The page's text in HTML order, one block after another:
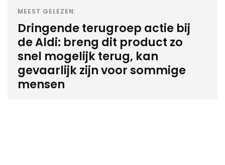
MEEST GELEZEN:
Dringende terugroep actie bij
de Aldi: breng dit product zo
snel mogelijk terug, kan
gevaarlijk zijn voor sommige
mensen